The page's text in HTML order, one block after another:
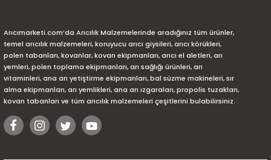
Arıcımarketi.com’da Arıcılık Malzemelerinde aradığınız tüm ürünler,
temel arıcılık malzemeleri, koruyucu arıcı giysileri, arıcı körükleri,
polen tabanları, kovanlar, kovan ekipmanları, arıcı el aletleri, arı
yemleri, polen toplama ekipmanları, arı sağlığı ürünleri, arı
vitaminleri, ana arı yetiştirme ekipmanları, bal süzme makineleri, sır
alma ekipmanları, arı yemlikleri, ana arı ızgaraları, propolis tuzakları,
kovan tabanları ve tüm arıcılık malzemeleri çeşitlerini bulabilirsiniz.